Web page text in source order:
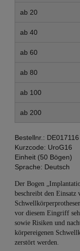
ab 20
ab 40
ab 60
ab 80
ab 100
ab 200
Bestellnr.: DE017116
Kurzcode: UroG16
Einheit (50 Bögen)
Sprache: Deutsch
Der Bogen
beschreibt den Einsatz
vor diesem Eingriff
sowie Risiken und
körpereigenen
zerstört werden.